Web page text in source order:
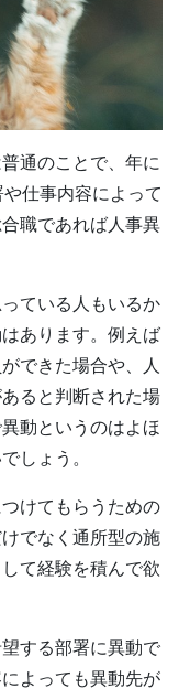
通のことで、年に
仕事内容によって
職であれば人事異
ている人もいるか
あります。例えば
できた場合や、人
ると判断された場
動というのはよほ
しょう。
けてもらうための
でなく通所型の施
て経験を積んで欲
する部署に異動で
よっても異動先が